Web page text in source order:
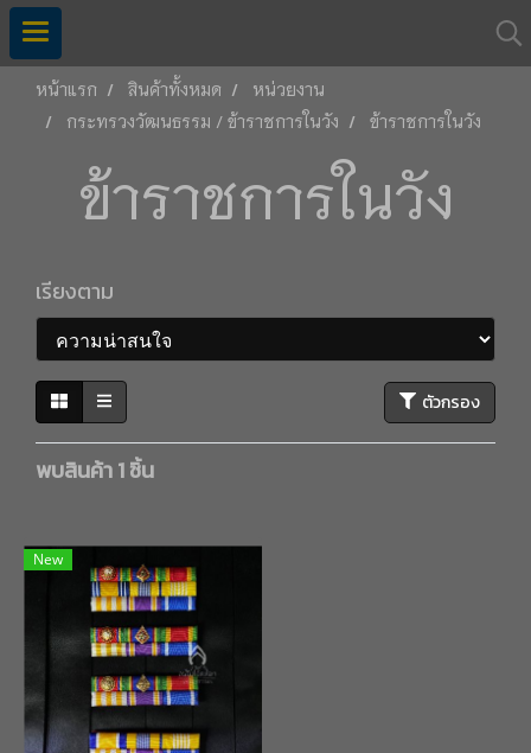
หน้าแรก สินค้าทั้งหมด
หน่วยงาน
กระทรวงวัฒนธรรม / ข้าราชการในวัง
ข้าราชการในวัง
ข้าราชการในวัง
เรียงตาม
ตัวกรอง
พบสินค้า 1 ชิ้น
New